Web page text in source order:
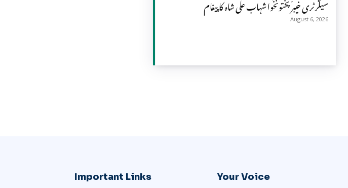
سیکرٹری خیبر پختونخوا شہاب علی شاہ کا پیغام
August 6, 2026
Important Links Your Voice